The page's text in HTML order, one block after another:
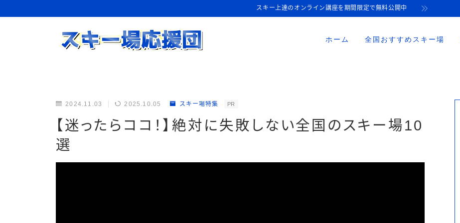
スキー上達のオンライン講座を期間限定で無料公開中
ホーム 全国おすすめスキー場
2024.11.03 2025.10.05 スキー場特集 PR
【迷ったらココ！】絶対に失敗しない全国のスキー場10
選